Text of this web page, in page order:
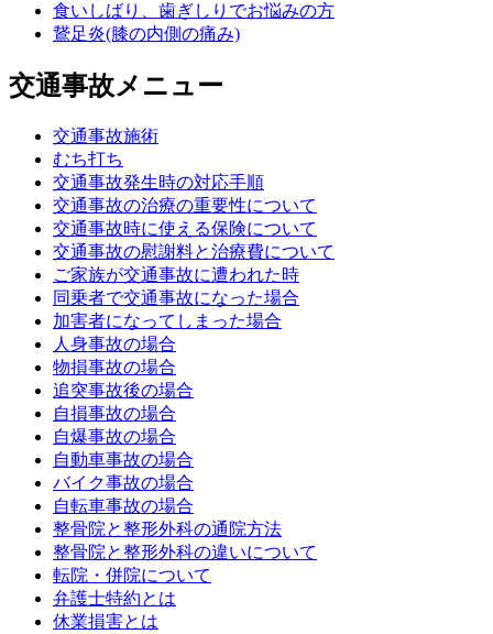
食いしばり、歯ぎしりでお悩みの方
鵞足炎(膝の内側の痛み)
交通事故メニュー
交通事故施術
むち打ち
交通事故発生時の対応手順
交通事故の治療の重要性について
交通事故時に使える保険について
交通事故の慰謝料と治療費について
ご家族が交通事故に遭われた時
同乗者で交通事故になった場合
加害者になってしまった場合
人身事故の場合
物損事故の場合
追突事故後の場合
自損事故の場合
自爆事故の場合
自動車事故の場合
バイク事故の場合
自転車事故の場合
整骨院と整形外科の通院方法
整骨院と整形外科の違いについて
転院・併院について
弁護士特約とは
休業損害とは